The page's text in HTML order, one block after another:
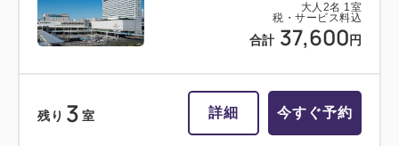
大人 2名 1室
税・サービス料込
合計 37,600 円
残り 3 室 詳細 今すぐ予約